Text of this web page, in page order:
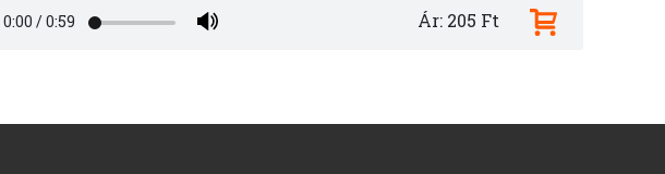
0:00 /0:59 Ár: 205 Ft